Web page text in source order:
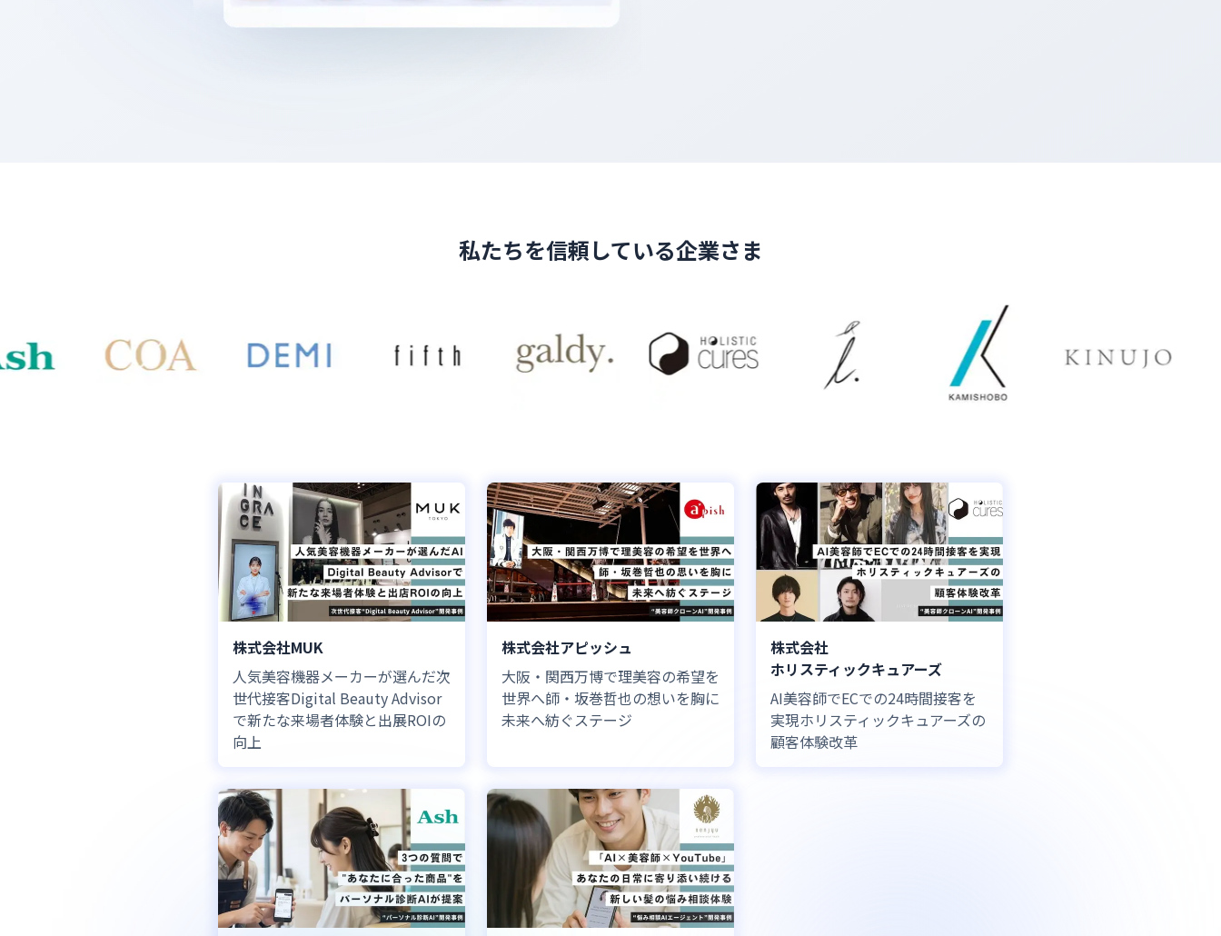
私たちを信頼している企業さま
株式会社MUK
人気美容機器メーカーが選んだ次
世代接客Digital Beauty Advisor
で新たな来場者体験と出展ROIの
向上
株式会社アピッシュ
大阪・関西万博で理美容の希望を
世界へ師・坂巻哲也の想いを胸に
未来へ紡ぐステージ
株式会社
ホリスティックキュアーズ
AI美容師でECでの24時間接客を
実現ホリスティックキュアーズの
顧客体験改革